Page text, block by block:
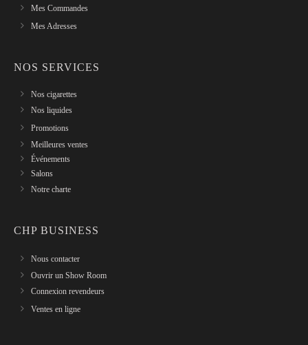
Mes Commandes
Mes Adresses
NOS SERVICES
Nos cigarettes
Nos liquides
Promotions
Meilleures ventes
Événements
Salons
Notre charte
CHP BUSINESS
Nous contacter
Ouvrir un Show Room
Connexion revendeurs
Ventes en ligne